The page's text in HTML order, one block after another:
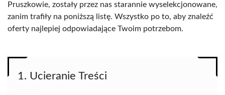
Pruszkowie, zostały przez nas starannie wyselekcjonowane,
zanim trafiły na poniższą listę. Wszystko po to, aby znaleźć
oferty najlepiej odpowiadające Twoim potrzebom.
1. Ucieranie Treści